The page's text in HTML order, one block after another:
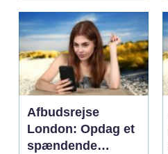
Afbudsrejse
London: Opdag et
spændende